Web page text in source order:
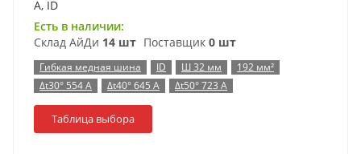
А, ID
Есть в наличии:
Склад АйДи 14 шт Поставщик 0 шт
Гибкая медная шина ID Ш 32 мм
192 мм²
Δt30° 554 А
Δt40° 645 А Δt50° 723 А
Таблица выбора